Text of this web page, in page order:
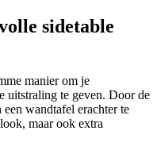
sidetable
manier om je
uitstraling te geven. Door de
wandtafel erachter te
maar ook extra